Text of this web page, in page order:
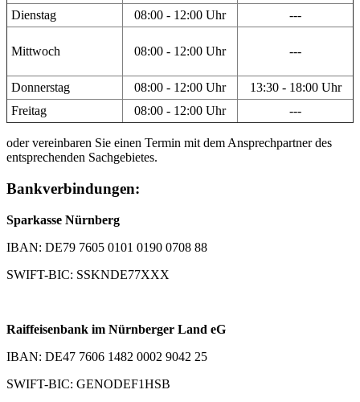
Dienstag
08:00 - 12:00 Uhr ---
Mittwoch 08:00 - 12:00 Uhr ---
Donnerstag 08:00 - 12:00 Uhr
13:30 - 18:00 Uhr
Freitag
08:00 - 12:00 Uhr ---
oder vereinbaren Sie einen Termin mit dem Ansprechpartner des
entsprechenden Sachgebietes.
Bankverbindungen:
Sparkasse Nürnberg
IBAN: DE79 7605 0101 0190 0708 88
SWIFT-BIC: SSKNDE77XXX
Raiffeisenbank im Nürnberger Land eG
IBAN: DE47 7606 1482 0002 9042 25
SWIFT-BIC: GENODEF1HSB